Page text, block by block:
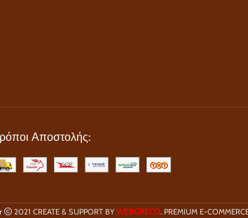
Αποστολής:
2021 CREATE & SUPPORT BYWEBGRECO. PREMIUM E-